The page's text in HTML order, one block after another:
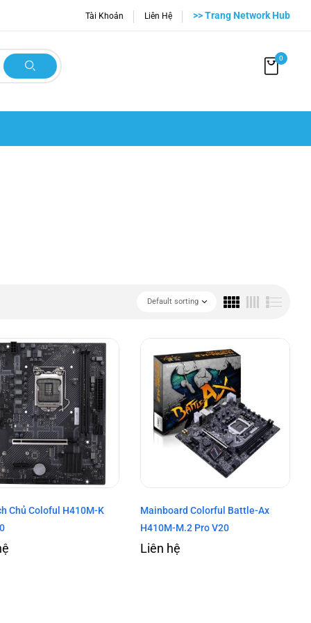
Tài Khoản Liên Hệ >> Trang Network Hub
0
Default sorting
Chủ Coloful H410M-K
Mainboard Colorful Battle-Ax
H410M-M.2 Pro V20
Liên hệ